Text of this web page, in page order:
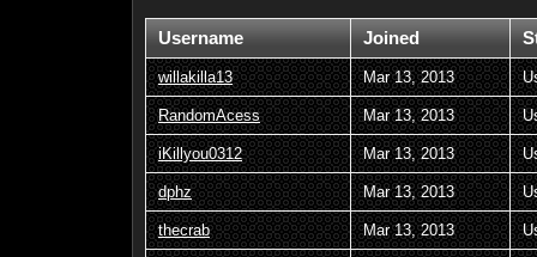
Username Joined
willakilla13 Mar 13, 2013
RandomAcess Mar 13, 2013
iKillyou0312 Mar 13, 2013
dphz Mar 13, 2013
thecrab Mar 13, 2013